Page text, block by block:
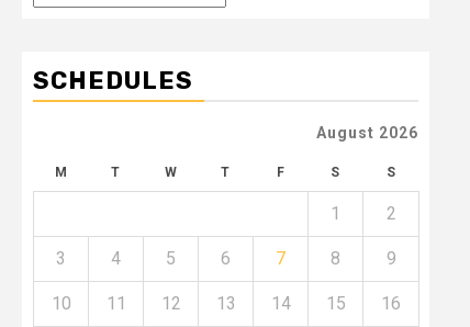
SCHEDULES
August 2026
M T W T F S S
1 2
3 4 5 6 7 8 9
10 11 12 13 14 15 16